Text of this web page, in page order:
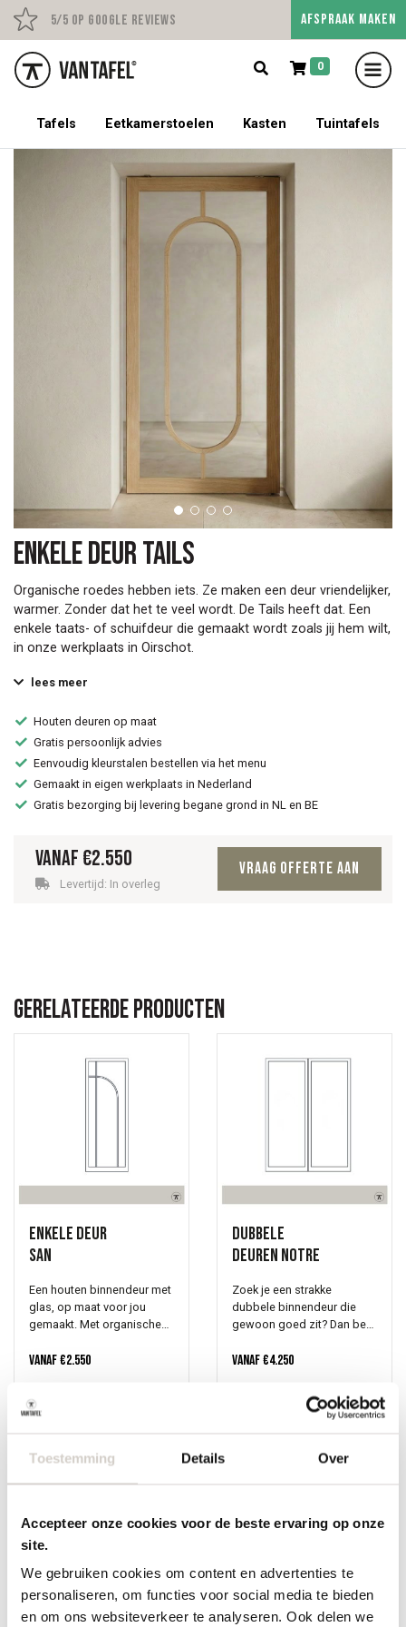
Toestemming Details Over
Accepteer onze cookies voor de beste ervaring op onze
site.
We gebruiken cookies om content en advertenties te
personaliseren, om functies voor social media te bieden
en om ons websiteverkeer te analyseren. Ook delen we
5/5 op Google Reviews Persoonlijk advies op
AFSPRAAK MAKEN
0
5% korting op een tafel met stoelen!
Tafels Eetkamerstoelen Kasten Tuintafels
Enkele deur Tails
Organische roedes hebben iets. Ze maken een deur vriendelijker,
warmer. Zonder dat het te veel wordt. De Tails heeft dat. Een
enkele taats- of schuifdeur die gemaakt wordt zoals jij hem wilt,
in onze werkplaats in Oirschot.
lees meer
Houten deuren op maat
Gratis persoonlijk advies
Eenvoudig kleurstalen bestellen via het menu
Gemaakt in eigen werkplaats in Nederland
Gratis bezorging bij levering begane grond in NL en BE
Vanaf €2.550
Levertijd: In overleg
Vraag offerte aan
Gerelateerde producten
Enkele deur
San
Een houten binnendeur met
glas, op maat voor jou
gemaakt. Met organische
zachter maken. Dat is de
werkplaats in Oirschot. Jij
Taatsdeur of schuifdeur, in
lijnenspel in huis. Subtiel,
maar je ziet het verschil.
Benieuwd naar de
mogelijkheden? Maak een
afspraak in onze
toonkamers. Of vraag direct
Vanaf€2.550
Dubbele
deuren Notre
Zoek je een strakke
dubbele binnendeur die
gewoon goed zit? Dan ben
In onze eigen werkplaats
taats- en schuifdeuren op
maat van eiken of
afmetingen en de vorm van
voor je regelen. Kom gerust
en bekijk de mogelijkheden.
We kijken er naar uit je te
ontvangen.
Vanaf€4.250
Enkele deur
Enkele deur